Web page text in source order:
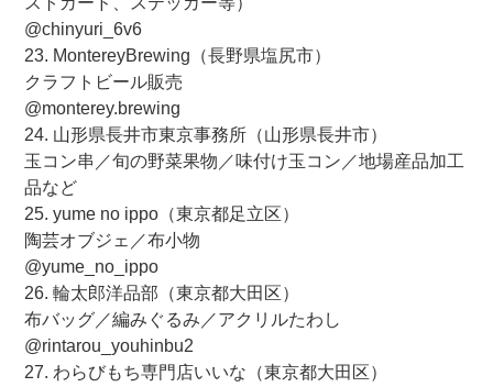
@chinyuri_6v6
23. MontereyBrewing（長野県塩尻市）
クラフトビール販売
@monterey.brewing
24. 山形県長井市東京事務所（山形県長井市）
玉コン串／旬の野菜果物／味付け玉コン／地場産品加工
品など
25. yume no ippo（東京都足立区）
陶芸オブジェ／布小物
@yume_no_ippo
26. 輪太郎洋品部（東京都大田区）
布バッグ／編みぐるみ／アクリルたわし
@rintarou_youhinbu2
27. わらびもち専門店いいな（東京都大田区）